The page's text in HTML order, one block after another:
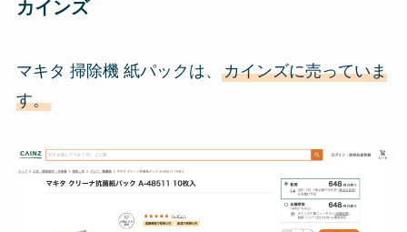
カインズ
マキタ 掃除機 紙パックは、 カインズに売っていま
す。